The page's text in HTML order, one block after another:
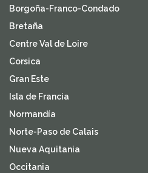
Borgoña-Franco-Condado
Bretaña
Centre Val de Loire
Corsica
Gran Este
Isla de Francia
Normandía
Norte-Paso de Calais
Nueva Aquitania
Occitania